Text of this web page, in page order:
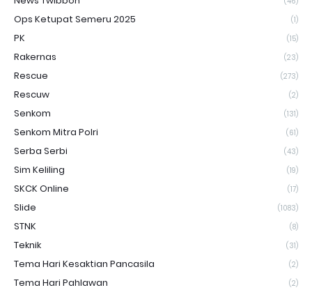
Ops Ketupat Semeru 2025 (1)
PK (15)
Rakernas (23)
Rescue (273)
Rescuw (2)
Senkom (131)
Senkom Mitra Polri (61)
Serba Serbi (43)
Sim Keliling (19)
SKCK Online (17)
Slide (1083)
STNK (8)
Teknik (31)
Tema Hari Kesaktian Pancasila (2)
Tema Hari Pahlawan (2)